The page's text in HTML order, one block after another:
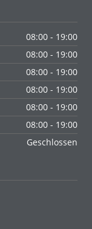
08:00 - 19:00
08:00 - 19:00
08:00 - 19:00
08:00 - 19:00
08:00 - 19:00
08:00 - 19:00
Geschlossen